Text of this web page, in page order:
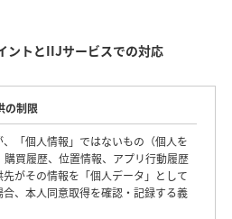
ントとIIJサービスでの対応
の制限
「個人情報」ではないもの（個人を
買履歴、位置情報、アプリ行動履歴
がその情報を「個人データ」として
、本人同意取得を確認・記録する義